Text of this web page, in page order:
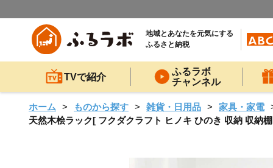
地域とあなたを元気にする
ふるさと納税
TVで紹介
ふるラボ
チャンネル
ホーム ものから探す 雑貨・日用品
家具・家電
天然木桧ラック[ フクダクラフト ヒノキ ひのき 収納 収納